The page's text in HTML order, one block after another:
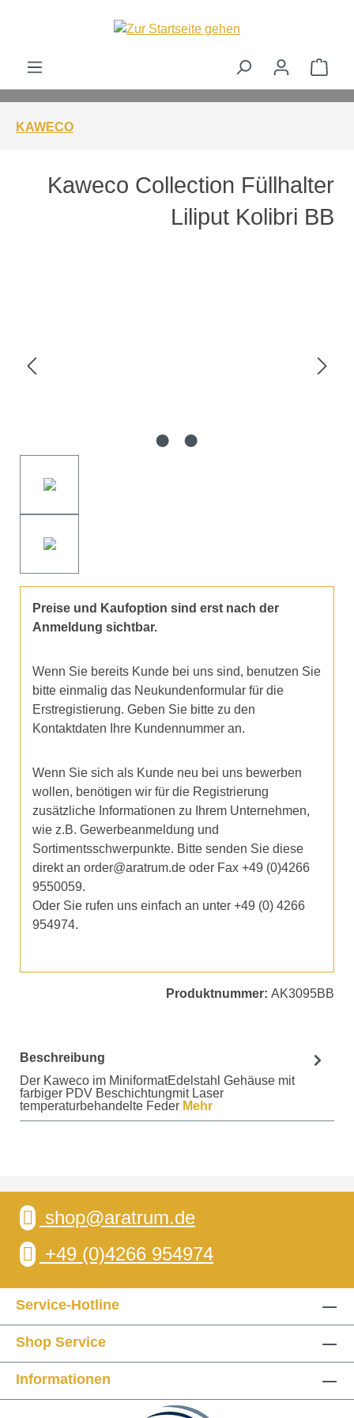
KAWECO
Kaweco Collection Füllhalter
Liliput Kolibri BB
Preise und Kaufoption sind erst nach der
Anmeldung sichtbar.
Wenn Sie bereits Kunde bei uns sind, benutzen Sie
bitte einmalig das Neukundenformular für die
Erstregistierung. Geben Sie bitte zu den
Kontaktdaten Ihre Kundennummer an.
Wenn Sie sich als Kunde neu bei uns bewerben
wollen, benötigen wir für die Registrierung
zusätzliche Informationen zu Ihrem Unternehmen,
wie z.B. Gewerbeanmeldung und
Sortimentsschwerpunkte. Bitte senden Sie diese
direkt an order@aratrum.de oder Fax +49 (0)4266
9550059.
Oder Sie rufen uns einfach an unter +49 (0) 4266
954974.
Produktnummer: AK3095BB
Beschreibung
Der Kaweco im MiniformatEdelstahl Gehäuse mit
farbiger PDV Beschichtungmit Laser
temperaturbehandelte Feder Mehr
shop@aratrum.de
+49 (0)4266 954974
Service-Hotline
Shop Service
Informationen